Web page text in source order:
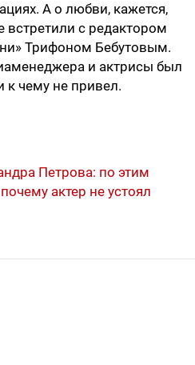
А о любви, кажется,
встретили с редактором
Трифоном Бебутовым.
и актрисы был
к чему не привел.
Петрова: по этим
актер не устоял